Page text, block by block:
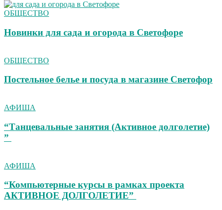
ОБЩЕСТВО
Новинки для сада и огорода в Светофоре
ОБЩЕСТВО
Постельное белье и посуда в магазине Светофор
АФИША
“Танцевальные занятия (Активное долголетие)
”
АФИША
“Компьютерные курсы в рамках проекта
АКТИВНОЕ ДОЛГОЛЕТИЕ”